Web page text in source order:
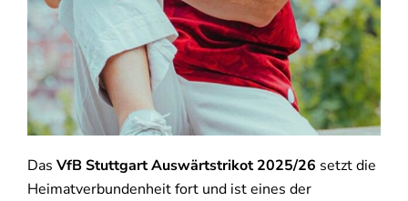
Das VfB Stuttgart Auswärtstrikot 2025/26 setzt die
Heimatverbundenheit fort und ist eines der